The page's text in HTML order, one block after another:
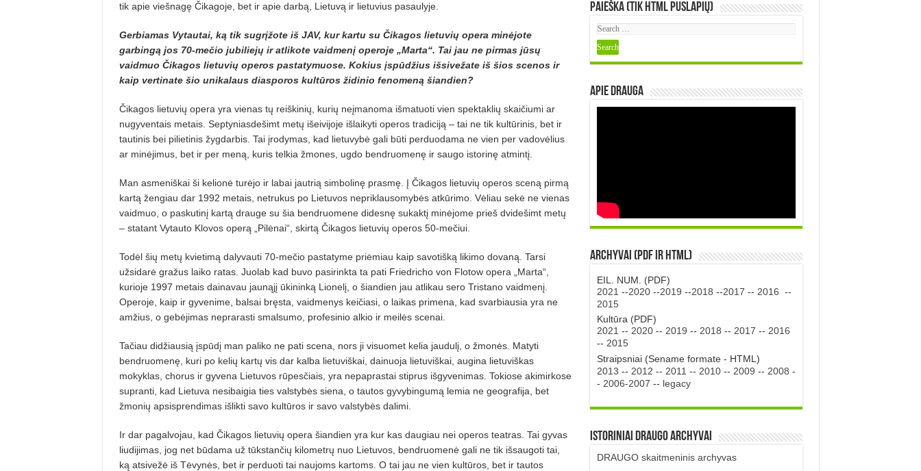
tik apie viešnagę Čikagoje, bet ir apie darbą, Lietuvą ir lietuvius pasaulyje.
Gerbiamas Vytautai, ką tik sugrįžote iš JAV, kur kartu su Čikagos lietuvių opera minėjote
garbingą jos 70-mečio jubiliejų ir atlikote vaidmenį operoje „Marta“. Tai jau ne pirmas jūsų
vaidmuo Čikagos lietuvių operos pastatymuose. Kokius įspūdžius išsivežate iš šios scenos ir
kaip vertinate šio unikalaus diasporos kultūros židinio fenomeną šiandien?
Čikagos lietuvių opera yra vienas tų reiškinių, kurių neįmanoma išmatuoti vien spektaklių skaičiumi ar
nugyventais metais. Septyniasdešimt metų išeivijoje išlaikyti operos tradiciją – tai ne tik kultūrinis, bet ir
tautinis bei pilietinis žygdarbis. Tai įrodymas, kad lietuvybė gali būti perduodama ne vien per vadovėlius
ar minėjimus, bet ir per meną, kuris telkia žmones, ugdo bendruomenę ir saugo istorinę atmintį.
Man asmeniškai ši kelionė turėjo ir labai jautrią simbolinę prasmę. Į Čikagos lietuvių operos sceną pirmą
kartą žengiau dar 1992 metais, netrukus po Lietuvos nepriklausomybės atkūrimo. Vėliau sekė ne vienas
vaidmuo, o paskutinį kartą drauge su šia bendruomene didesnę sukaktį minėjome prieš dvidešimt metų
– statant Vytauto Klovos operą „Pilėnai“, skirtą Čikagos lietuvių operos 50-mečiui.
Todėl šių metų kvietimą dalyvauti 70-mečio pastatyme priėmiau kaip savotišką likimo dovaną. Tarsi
užsidarė gražus laiko ratas. Juolab kad buvo pasirinkta ta pati Friedricho von Flotow opera „Marta“,
kurioje 1997 metais dainavau jaunąjį ūkininką Lionelį, o šiandien jau atlikau sero Tristano vaidmenį.
Operoje, kaip ir gyvenime, balsai bręsta, vaidmenys keičiasi, o laikas primena, kad svarbiausia yra ne
amžius, o gebėjimas neprarasti smalsumo, profesinio alkio ir meilės scenai.
Tačiau didžiausią įspūdį man paliko ne pati scena, nors ji visuomet kelia jaudulį, o žmonės. Matyti
bendruomenę, kuri po kelių kartų vis dar kalba lietuviškai, dainuoja lietuviškai, augina lietuviškas
mokyklas, chorus ir gyvena Lietuvos rūpesčiais, yra nepaprastai stiprus išgyvenimas. Tokiose akimirkose
supranti, kad Lietuva nesibaigia ties valstybės siena, o tautos gyvybingumą lemia ne geografija, bet
žmonių apsisprendimas išlikti savo kultūros ir savo valstybės dalimi.
Ir dar pagalvojau, kad Čikagos lietuvių opera šiandien yra kur kas daugiau nei operos teatras. Tai gyvas
liudijimas, jog net būdama už tūkstančių kilometrų nuo Lietuvos, bendruomenė gali ne tik išsaugoti tai,
ką atsivežė iš Tėvynės, bet ir perduoti tai naujoms kartoms. O tai jau ne vien kultūros, bet ir tautos
Paieška (tik HTML puslapių)
Apie DRAUGA
Archyvai (PDF ir HTML)
EIL. NUM. (PDF)
2021 --2020--2019 --2018 --2017 -- 2016 --
2015
Kultūra (PDF)
2021 -- 2020-- 2019 -- 2018 -- 2017 -- 2016
-- 2015
Straipsniai (Sename formate - HTML)
2013 -- 2012 -- 2011 -- 2010-- 2009 -- 2008 -
- 2006-2007 -- legacy
Istoriniai DRAUGO Archyvai
DRAUGO skaitmeninis archyvas